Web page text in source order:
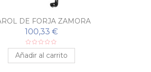
DE FORJA ZAMORA
100,33 €
Añadir al carrito